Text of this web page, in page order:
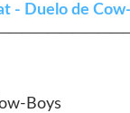
- Duelo de
Boys